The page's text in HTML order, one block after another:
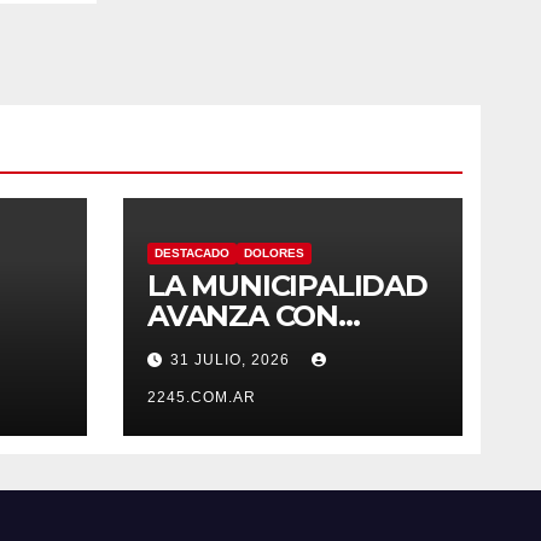
DESTACADO DOLORES
LA MUNICIPALIDAD
AVANZA CON
OBRAS EN EL
SISTEMA HÍDRICO
DE DOLORES
31 JULIO, 2026
2245.COM.AR